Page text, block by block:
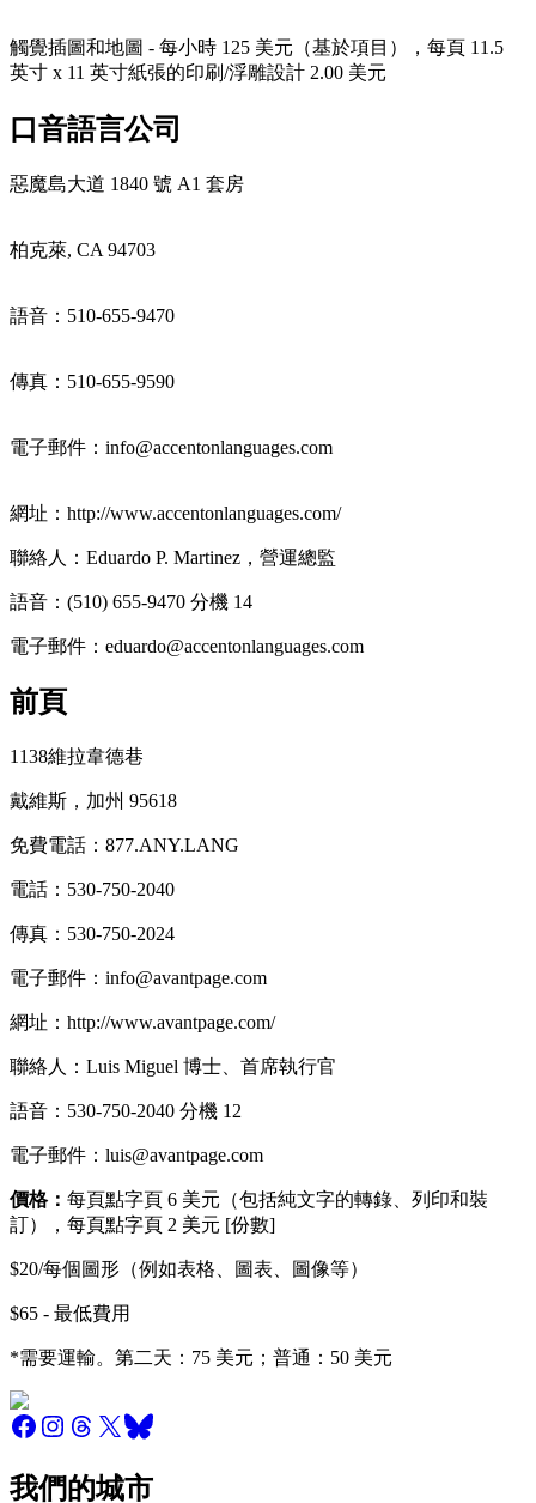
觸覺插圖和地圖 - 每小時 125 美元（基於項目），每頁 11.5
英寸 x 11 英寸紙張的印刷/浮雕設計 2.00 美元
口音語言公司
惡魔島大道 1840 號 A1 套房
柏克萊, CA 94703
語音：510-655-9470
傳真：510-655-9590
電子郵件：info@accentonlanguages.com
網址：http://www.accentonlanguages.com/
聯絡人：Eduardo P. Martinez，營運總監
語音：(510) 655-9470 分機 14
電子郵件：eduardo@accentonlanguages.com
前頁
1138維拉韋德巷
戴維斯，加州 95618
免費電話：877.ANY.LANG
電話：530-750-2040
傳真：530-750-2024
電子郵件：info@avantpage.com
網址：http://www.avantpage.com/
聯絡人：Luis Miguel 博士、首席執行官
語音：530-750-2040 分機 12
電子郵件：luis@avantpage.com
價格： 每頁點字頁 6 美元（包括純文字的轉錄、列印和裝
訂），每頁點字頁 2 美元 [份數]
$20/每個圖形（例如表格、圖表、圖像等）
$65 - 最低費用
*需要運輸。第二天：75 美元；普通：50 美元
我們的城市